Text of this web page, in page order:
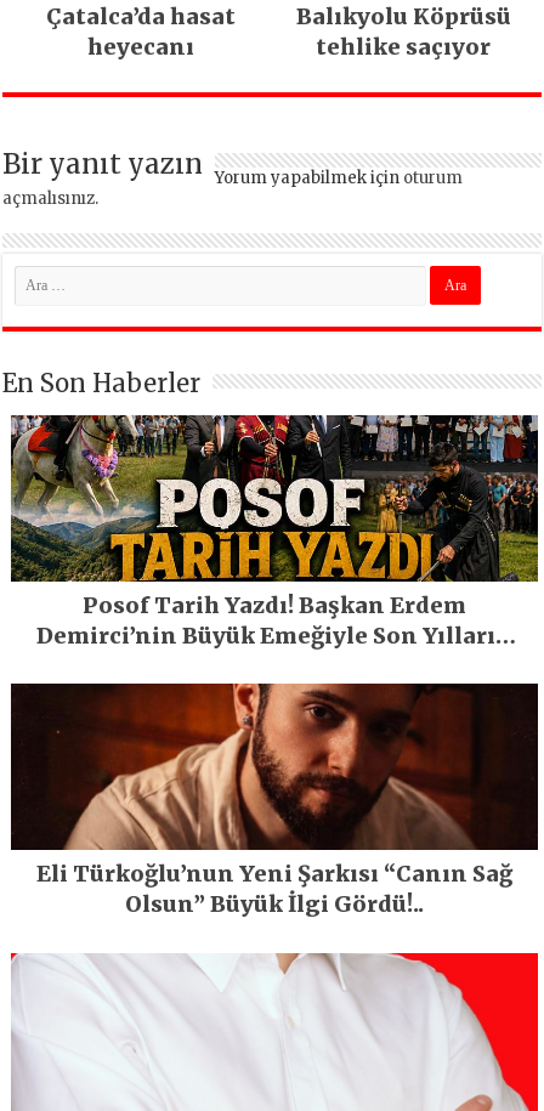
Çatalca’da hasat
heyecanı
Balıkyolu Köprüsü
tehlike saçıyor
Bir yanıt yazın Yorum yapabilmek için oturum
açmalısınız.
En Son Haberler
Posof Tarih Yazdı! Başkan Erdem
Demirci’nin Büyük Emeğiyle Son Yılların
Eli Türkoğlu’nun Yeni Şarkısı “Canın Sağ
Olsun” Büyük İlgi Gördü!..